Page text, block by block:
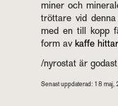
mi­ner och
tröt­ta­re vid
med en till kopp
form avkaffe
/ny­rostat är
Se­nast upp­da­te­rad: 18